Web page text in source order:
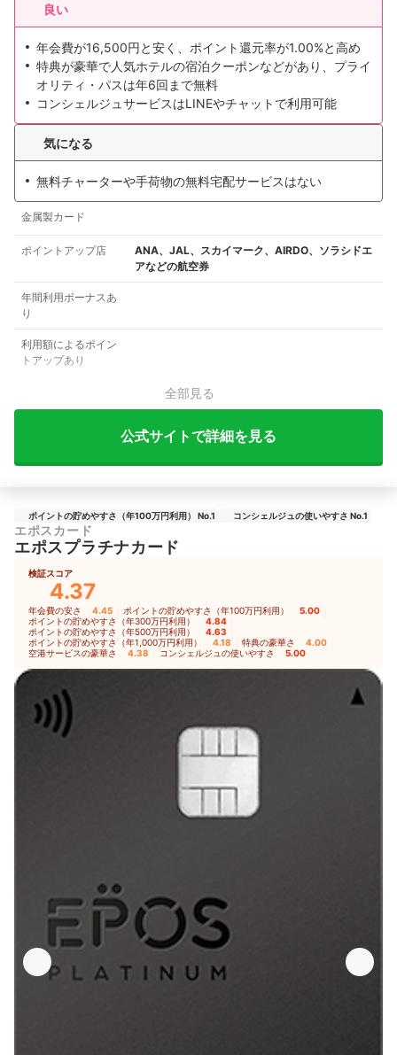
良い
年会費が16,500円と安く、ポイント還元率が1.00%と高め
特典が豪華で人気ホテルの宿泊クーポンなどがあり、プライ
オリティ・パスは年6回まで無料
コンシェルジュサービスはLINEやチャットで利用可能
気になる
無料チャーターや手荷物の無料宅配サービスはない
金属製カード
ポイントアップ店
ANA、JAL、スカイマーク、AIRDO、ソラシドエ
アなどの航空券
年間利用ボーナスあ
り
利用額によるポイン
トアップあり
全部見る
公式サイトで詳細を見る
ポイントの貯めやすさ（年100万円利用） No.1 コンシェルジュの使いやすさ No.1
エポスカード
エポスプラチナカード
検証スコア
4.37
年会費の安さ 4.45 ポイントの貯めやすさ（年100万円利用） 5.00
ポイントの貯めやすさ（年300万円利用） 4.84
ポイントの貯めやすさ（年500万円利用） 4.63
ポイントの貯めやすさ（年1,000万円利用） 4.18 特典の豪華さ 4.00
空港サービスの豪華さ 4.38 コンシェルジュの使いやすさ 5.00